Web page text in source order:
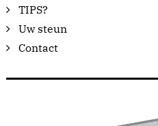
TIPS?
Uw steun
Contact